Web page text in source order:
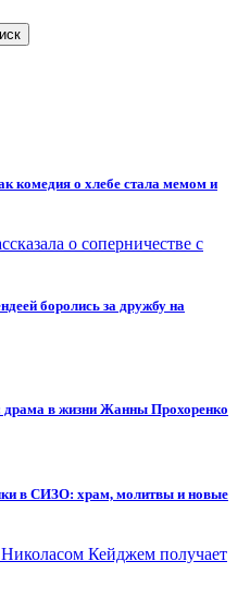
комедия о хлебе стала мемом и
боролись за дружбу на
в жизни Жанны Прохоренко
в СИЗО: храм, молитвы и новые